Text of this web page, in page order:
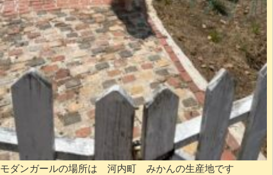
モダンガールの場所は 河内町 みかんの生産地です